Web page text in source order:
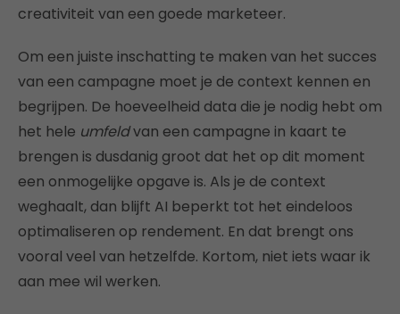
creativiteit van een goede marketeer.
Om een juiste inschatting te maken van het succes
van een campagne moet je de context kennen en
begrijpen. De hoeveelheid data die je nodig hebt om
het hele umfeldvan een campagne in kaart te
brengen is dusdanig groot dat het op dit moment
een onmogelijke opgave is. Als je de context
weghaalt, dan blijft AI beperkt tot het eindeloos
optimaliseren op rendement. En dat brengt ons
vooral veel van hetzelfde. Kortom, niet iets waar ik
aan mee wil werken.